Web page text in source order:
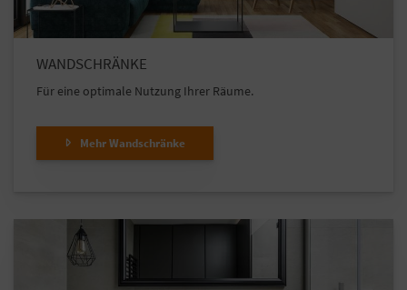
WANDSCHRÄNKE
Für eine optimale Nutzung Ihrer Räume.
Mehr Wandschränke